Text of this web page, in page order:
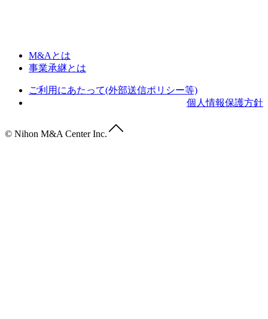
M&Aとは
事業承継とは
ご利用にあたって(外部送信ポリシー等)
個人情報保護方針
© Nihon M&A Center Inc.